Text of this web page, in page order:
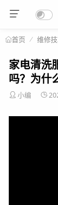
首页 维修
家电清洗
吗？为什
小编